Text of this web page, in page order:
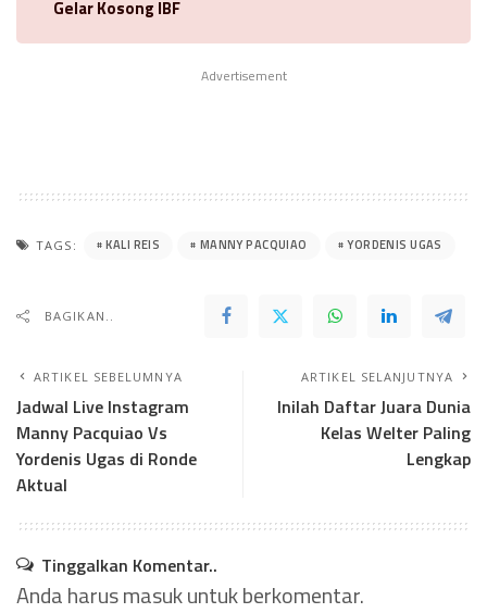
Gelar Kosong IBF
Advertisement
TAGS: KALI REIS MANNY PACQUIAO YORDENIS UGAS
BAGIKAN..
ARTIKEL SEBELUMNYA
Jadwal Live Instagram
Manny Pacquiao Vs
Yordenis Ugas di Ronde
Aktual
ARTIKEL SELANJUTNYA
Inilah Daftar Juara Dunia
Kelas Welter Paling
Lengkap
Tinggalkan Komentar..
Anda harusmasukuntuk berkomentar.